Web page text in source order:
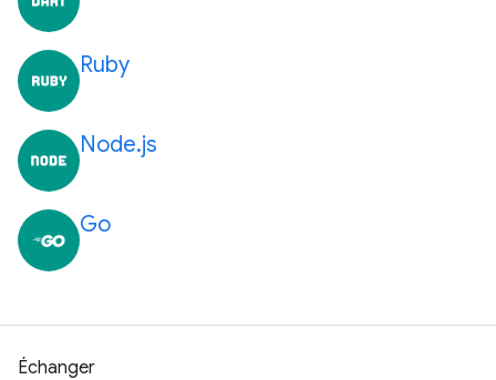
Ruby
Node.js
Go
Échanger